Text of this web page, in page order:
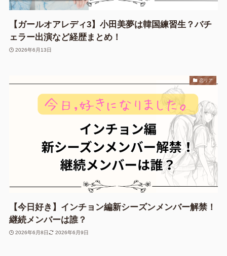
【ガールオアレディ3】小田美夢は韓国練習生？バチ
ェラー出演など経歴まとめ！
2026年6月13日
恋リア
【今日好き】インチョン編新シーズンメンバー解禁！
継続メンバーは誰？
2026年6月8日 2026年6月9日